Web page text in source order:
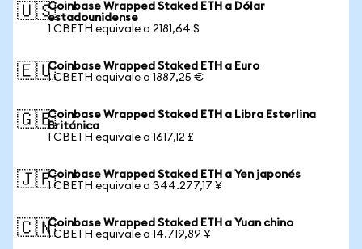
🇺🇸Coinbase Wrapped Staked ETH a Dólar
estadounidense
1 CBETH equivale a 2181,64 $
🇪🇺Coinbase Wrapped Staked ETH a Euro
1 CBETH equivale a 1887,25 €
🇬🇧Coinbase Wrapped Staked ETH a Libra Esterlina
Británica
1 CBETH equivale a 1617,12 £
🇯🇵Coinbase Wrapped Staked ETH a Yen japonés
1 CBETH equivale a 344.277,17 ¥
🇨🇳Coinbase Wrapped Staked ETH a Yuan chino
1 CBETH equivale a 14.719,89 ¥